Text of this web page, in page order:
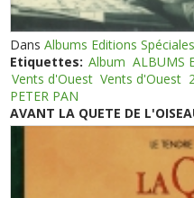
DansAlbums Editions Spéciales
Etiquettes: Album ALBUMS
Vents d'Ouest Vents d'Ouest
PETER PAN
AVANT LA QUETE DE